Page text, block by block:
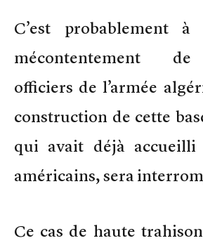
C’est probablement
mécontentement
officiers de l’armée
construction de cette
qui avait déjà accueilli
américains, sera
Ce cas de haute